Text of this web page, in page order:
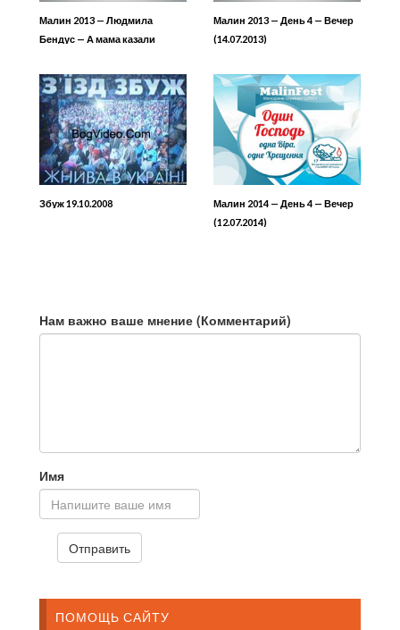
Малин 2013 — Людмила
Бендус — А мама казали
Малин 2013 — День 4 — Вечер
(14.07.2013)
Збуж 19.10.2008
Малин 2014 — День 4 — Вечер
(12.07.2014)
Нам важно ваше мнение (Комментарий)
Имя
ПОМОЩЬ САЙТУ